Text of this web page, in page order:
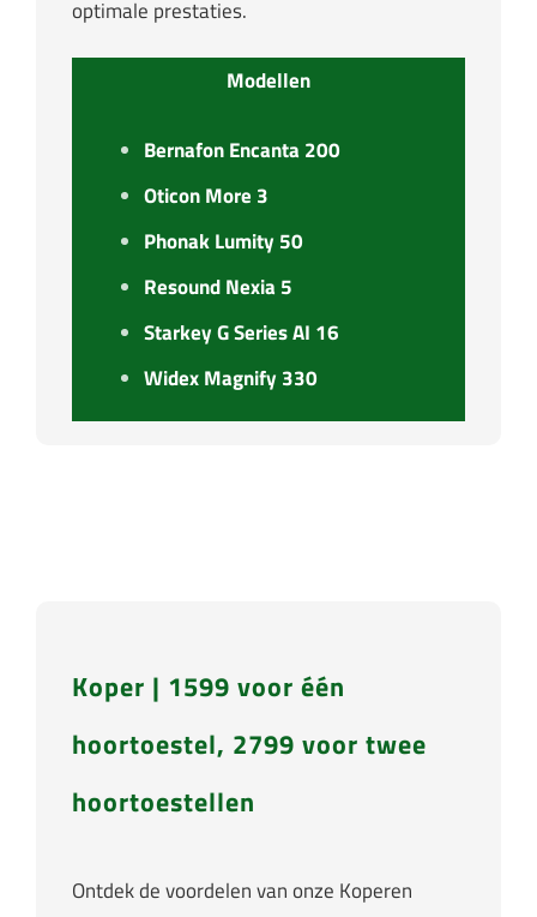
optimale prestaties.
Modellen
Bernafon Encanta 200
Oticon More 3
Phonak Lumity 50
Resound Nexia 5
Starkey G Series AI 16
Widex Magnify 330
Koper | 1599 voor één
hoortoestel, 2799 voor twee
hoortoestellen
Ontdek de voordelen van onze Koperen